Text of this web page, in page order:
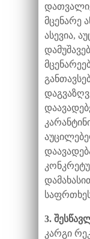
მცენარე
ასევია,
3.
კარგი